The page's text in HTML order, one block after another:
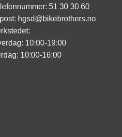
51 30 30 60
hgsd@bikebrothers.no
10:00-19:00
10:00-16:00